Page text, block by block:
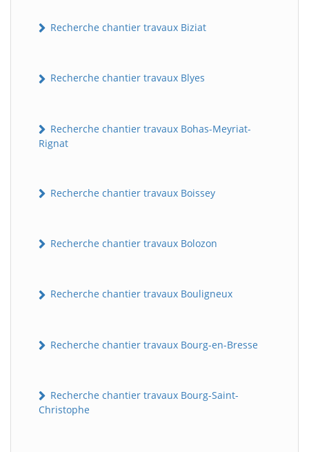
Recherche chantier travaux Biziat
Recherche chantier travaux Blyes
Recherche chantier travaux Bohas-Meyriat-
Rignat
Recherche chantier travaux Boissey
Recherche chantier travaux Bolozon
Recherche chantier travaux Bouligneux
Recherche chantier travaux Bourg-en-Bresse
Recherche chantier travaux Bourg-Saint-
Christophe